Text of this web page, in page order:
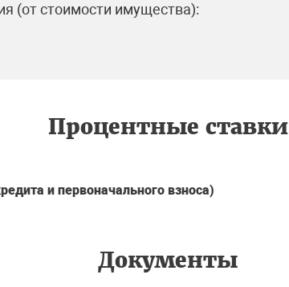
(от стоимости имущества):
Процентные ставки
и первоначального взноса)
Документы